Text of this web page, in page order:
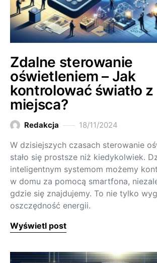
Zdalne sterowanie
oświetleniem – Jak
kontrolować światło
miejsca?
Redakcja 18/11/2024
W dzisiejszych czasach sterowanie
stało się prostsze niż kiedykolwiek.
inteligentnym systemom możemy
w domu za pomocą smartfona,
gdzie się znajdujemy. To nie tylko
oszczędność energii.
Wyświetl post